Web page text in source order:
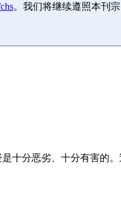
。我们将继续遵照本刊
十分恶劣、十分有害的